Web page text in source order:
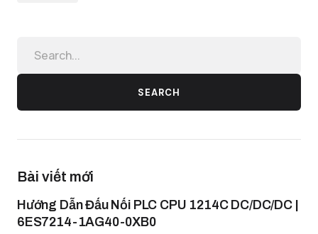
SEARCH
Bài viết mới
Hướng Dẫn Đấu Nối PLC CPU 1214C DC/DC/DC |
6ES7214-1AG40-0XB0